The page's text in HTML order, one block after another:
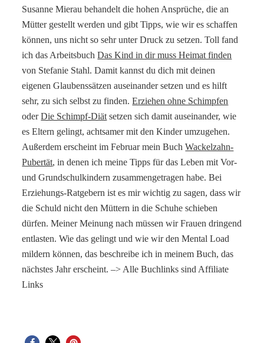
Susanne Mierau behandelt die hohen Ansprüche, die an
Mütter gestellt werden und gibt Tipps, wie wir es schaffen
können, uns nicht so sehr unter Druck zu setzen. Toll fand
ich das ArbeitsbuchDas Kind in dir muss Heimat finden
von Stefanie Stahl. Damit kannst du dich mit deinen
eigenen Glaubenssätzen auseinander setzen und es hilft
sehr, zu sich selbst zu finden.Erziehen ohne Schimpfen
oderDie Schimpf-Diät setzen sich damit auseinander, wie
es Eltern gelingt, achtsamer mit den Kinder umzugehen.
Außerdem erscheint im Februar mein BuchWackelzahn-
Pubertät, in denen ich meine Tipps für das Leben mit Vor-
und Grundschulkindern zusammengetragen habe. Bei
Erziehungs-Ratgebern ist es mir wichtig zu sagen, dass wir
die Schuld nicht den Müttern in die Schuhe schieben
dürfen. Meiner Meinung nach müssen wir Frauen dringend
entlasten. Wie das gelingt und wie wir den Mental Load
mildern können, das beschreibe ich in meinem Buch, das
nächstes Jahr erscheint. –> Alle Buchlinks sind Affiliate
Links